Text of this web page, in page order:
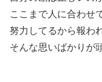
ここまで人に合わせ
努力してるから報わ
そんな思いばかりが